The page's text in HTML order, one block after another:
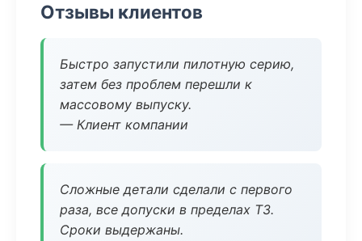
Отзывы клиентов
Быстро запустили пилотную серию,
затем без проблем перешли к
массовому выпуску.
— Клиент компании
Сложные детали сделали с первого
раза, все допуски в пределах ТЗ.
Сроки выдержаны.